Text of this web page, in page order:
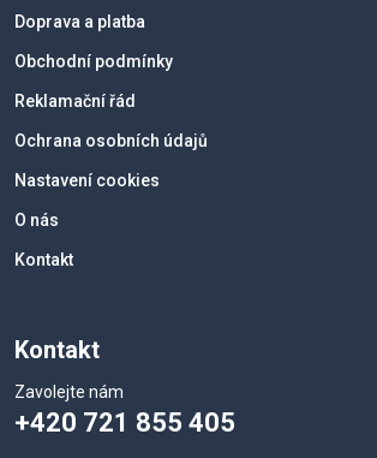
Doprava a platba
Obchodní podmínky
Reklamační řád
Ochrana osobních údajů
Nastavení cookies
O nás
Kontakt
Kontakt
Zavolejte nám
+420 721 855 405